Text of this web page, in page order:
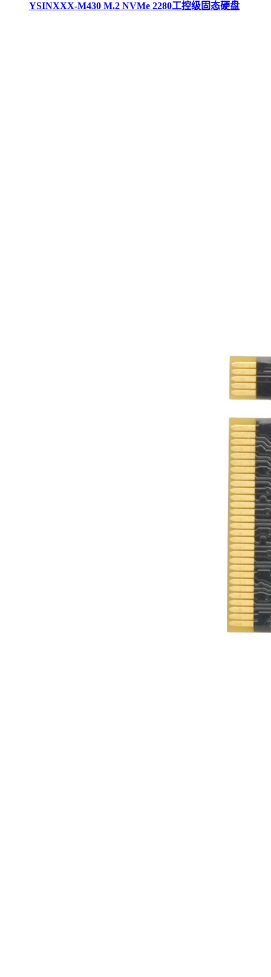
YSINXXX-M430 M.2 NVMe 2280工控级固态硬盘